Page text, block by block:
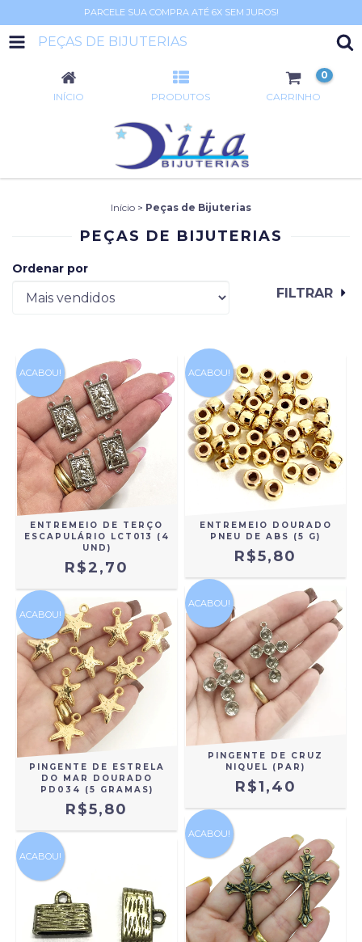
PARCELE SUA COMPRA ATÉ 6X SEM JUROS!
PEÇAS DE BIJUTERIAS
INÍCIO PRODUTOS CARRINHO
0
Início > Peças de Bijuterias
PEÇAS DE BIJUTERIAS
Ordenar por
FILTRAR
ACABOU!
ENTREMEIO DE TERÇO
ESCAPULÁRIO LCT013 (4
UND)
R$2,70
ACABOU!
ENTREMEIO DOURADO
PNEU DE ABS (5 G)
R$5,80
ACABOU!
PINGENTE DE ESTRELA
DO MAR DOURADO
PD034 (5 GRAMAS)
R$5,80
ACABOU!
PINGENTE DE CRUZ
NIQUEL (PAR)
R$1,40
ACABOU!
ACABOU!